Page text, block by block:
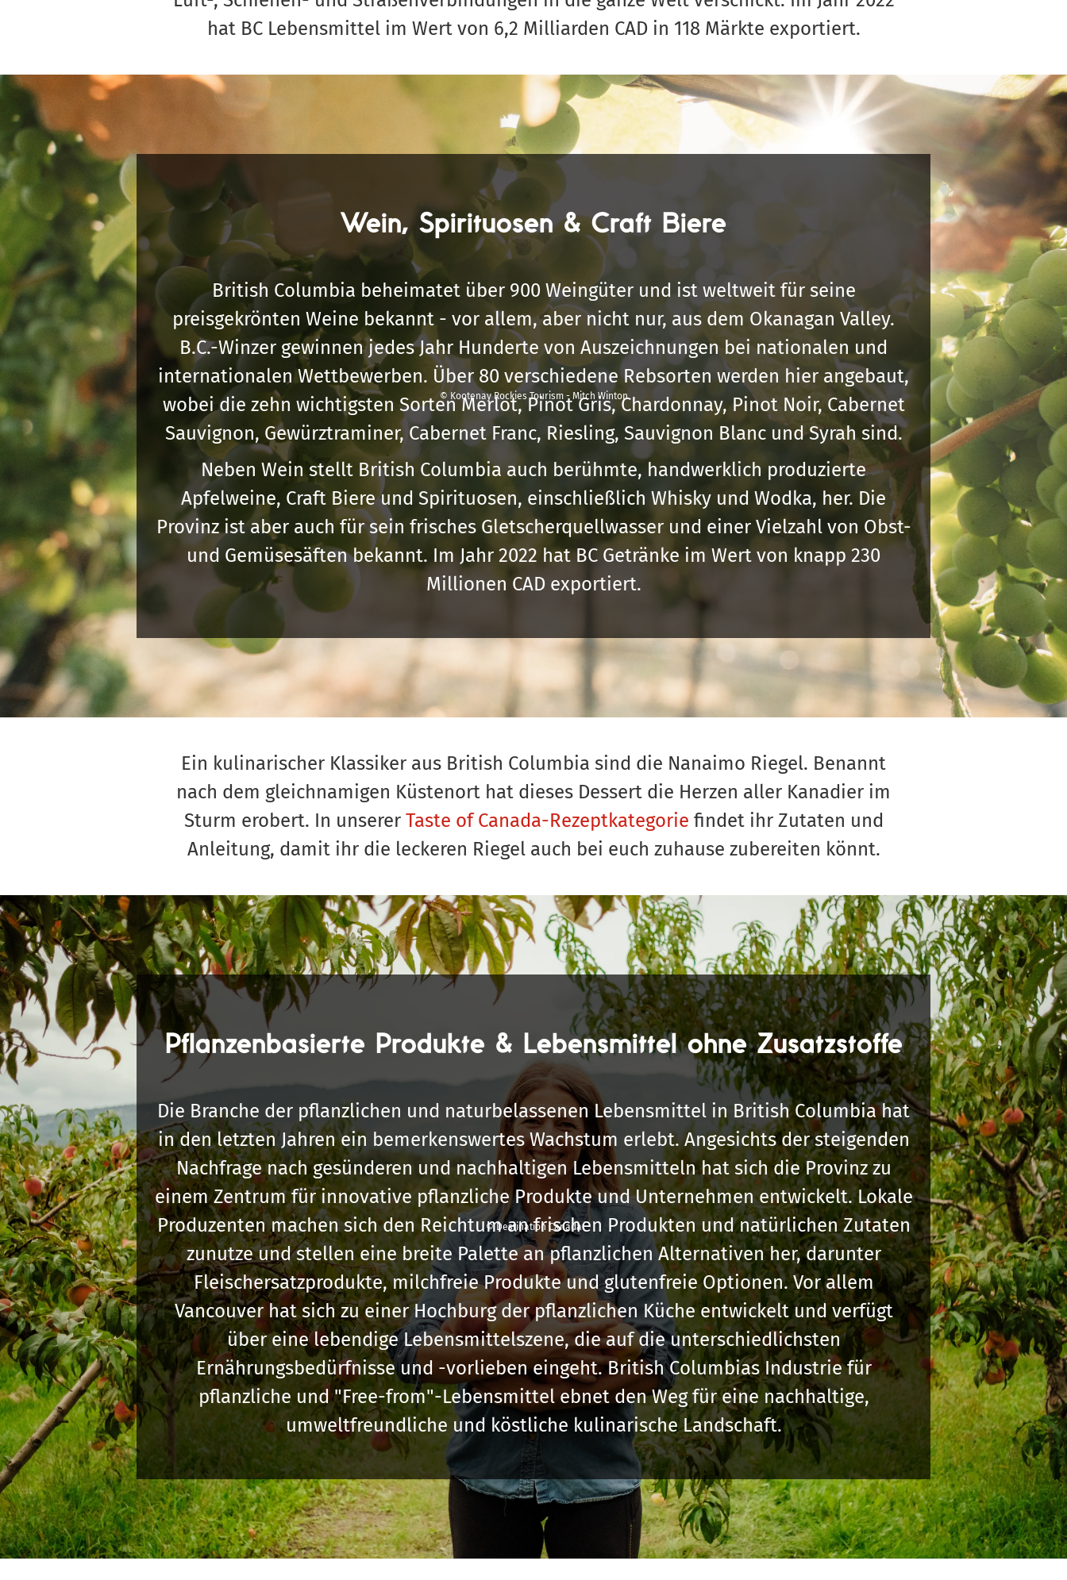
hat BC Lebensmittel im Wert von 6,2 Milliarden CAD in 118 Märkte exportiert.
Wein, Spirituosen & Craft Biere
British Columbia beheimatet über 900 Weingüter und ist weltweit für seine
preisgekrönten Weine bekannt - vor allem, aber nicht nur, aus dem Okanagan Valley.
B.C.-Winzer gewinnen jedes Jahr Hunderte von Auszeichnungen bei nationalen und
internationalen Wettbewerben. Über 80 verschiedene Rebsorten werden hier angebaut,
wobei die zehn wichtigsten Sorten Merlot, Pinot Gris, Chardonnay, Pinot Noir, Cabernet
Sauvignon, Gewürztraminer, Cabernet Franc, Riesling, Sauvignon Blanc und Syrah sind.
Neben Wein stellt British Columbia auch berühmte, handwerklich produzierte
Apfelweine, Craft Biere und Spirituosen, einschließlich Whisky und Wodka, her. Die
Provinz ist aber auch für sein frisches Gletscherquellwasser und einer Vielzahl von Obst-
und Gemüsesäften bekannt. Im Jahr 2022 hat BC Getränke im Wert von knapp 230
Millionen CAD exportiert.
© Kootenay Rockies Tourism - Mitch Winton
Ein kulinarischer Klassiker aus British Columbia sind die Nanaimo Riegel. Benannt
nach dem gleichnamigen Küstenort hat dieses Dessert die Herzen aller Kanadier im
Sturm erobert. In unserer Taste of Canada-Rezeptkategorie findet ihr Zutaten und
Anleitung, damit ihr die leckeren Riegel auch bei euch zuhause zubereiten könnt.
Pflanzenbasierte Produkte & Lebensmittel ohne Zusatzstoffe
Die Branche der pflanzlichen und naturbelassenen Lebensmittel in British Columbia hat
in den letzten Jahren ein bemerkenswertes Wachstum erlebt. Angesichts der steigenden
Nachfrage nach gesünderen und nachhaltigen Lebensmitteln hat sich die Provinz zu
einem Zentrum für innovative pflanzliche Produkte und Unternehmen entwickelt. Lokale
Produzenten machen sich den Reichtum an frischen Produkten und natürlichen Zutaten
zunutze und stellen eine breite Palette an pflanzlichen Alternativen her, darunter
Fleischersatzprodukte, milchfreie Produkte und glutenfreie Optionen. Vor allem
Vancouver hat sich zu einer Hochburg der pflanzlichen Küche entwickelt und verfügt
über eine lebendige Lebensmittelszene, die auf die unterschiedlichsten
Ernährungsbedürfnisse und -vorlieben eingeht. British Columbias Industrie für
pflanzliche und "Free-from"-Lebensmittel ebnet den Weg für eine nachhaltige,
umweltfreundliche und köstliche kulinarische Landschaft.
© Destination Canada